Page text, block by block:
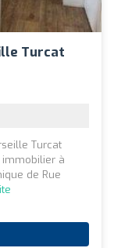
Turcat
Turcat
immobilier à
de Rue